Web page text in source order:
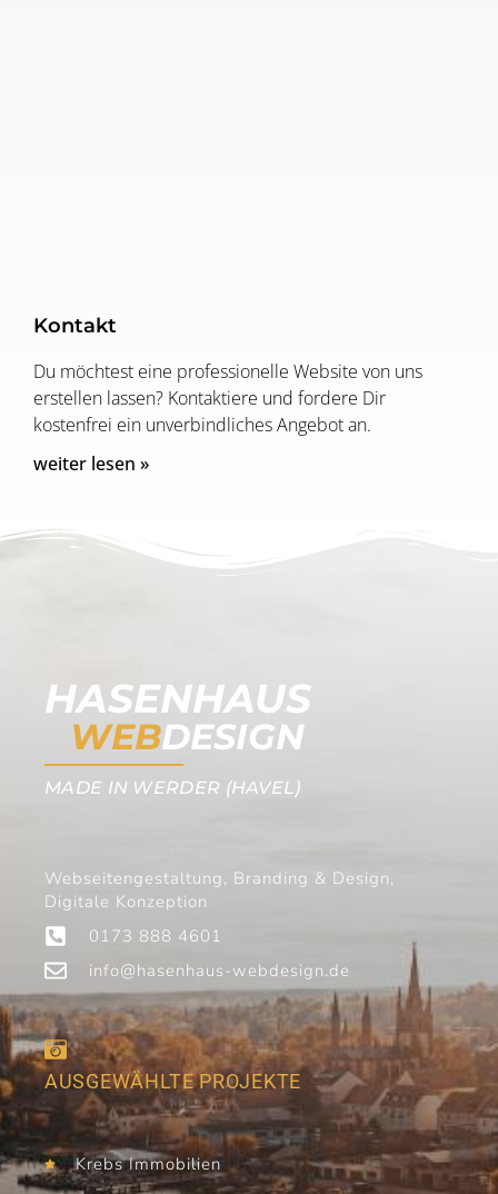
Kontakt
Du möchtest eine professionelle Website von uns
erstellen lassen? Kontaktiere und fordere Dir
kostenfrei ein unverbindliches Angebot an.
weiter lesen »
HASENHAUS
WEBDESIGN
MADE IN WERDER (HAVEL)
Webseitengestaltung, Branding & Design,
Digitale Konzeption
0173 888 4601
info@hasenhaus-webdesign.de
AUSGEWÄHLTE PROJEKTE
Krebs Immobilien